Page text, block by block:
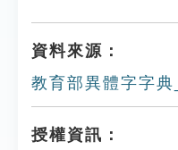
資料來源：
教育部異體字字典
授權資訊：